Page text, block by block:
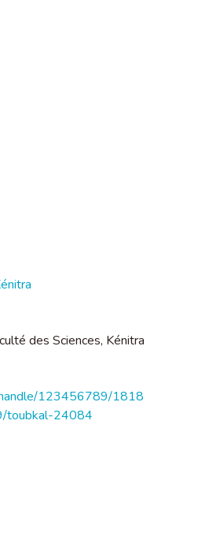
des Sciences, Kénitra
123456789/1818
toubkal-24084